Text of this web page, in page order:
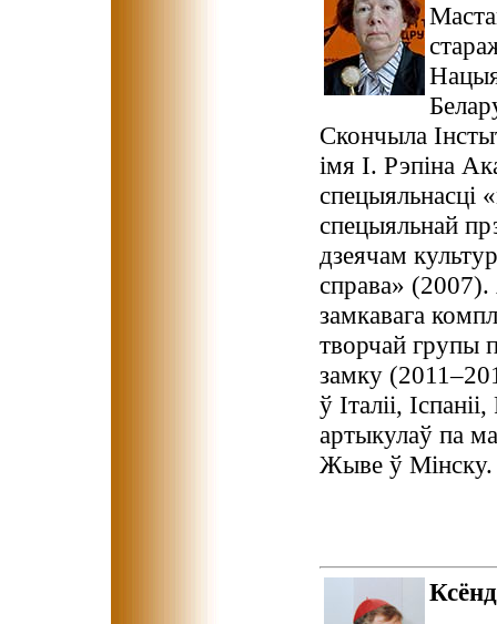
Скончыла
імя I. Рэпіна
спецыяльнасці
спецыяльнай
дзеячам
справа» (2007).
замкавага
творчай групы
замку
ў Італіі,
артыкулаў па
Жыве ў Мінску.